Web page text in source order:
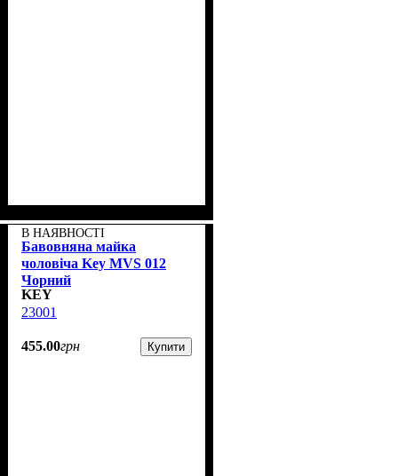
В НАЯВНОСТІ
Бавовняна майка
чоловіча Key MVS 012
Чорний
KEY
23001
455.00грн Купити